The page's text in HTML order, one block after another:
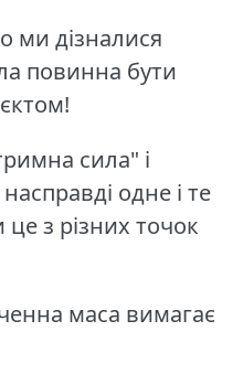
ми дізналися
повинна бути
сила" і
одне і те
з різних точок
маса вимагає